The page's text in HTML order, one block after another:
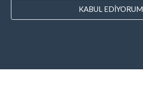
KABUL EDIYORUM